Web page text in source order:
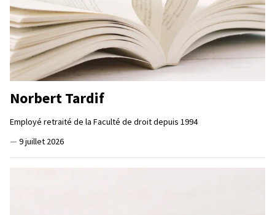
Norbert Tardif
Employé retraité de la Faculté de droit depuis 1994
— 9 juillet 2026